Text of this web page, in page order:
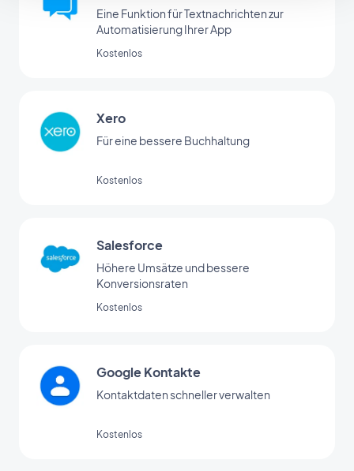
Eine Funktion für Textnachrichten zur
Automatisierung Ihrer App
Kostenlos
Xero
Für eine bessere Buchhaltung
Kostenlos
Salesforce
Höhere Umsätze und bessere
Konversionsraten
Kostenlos
Google Kontakte
Kontaktdaten schneller verwalten
Kostenlos